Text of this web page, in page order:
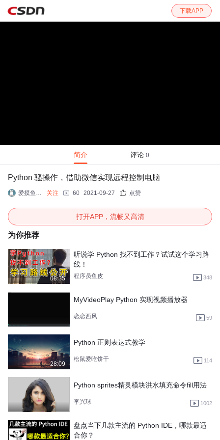
下载APP
简介 评论 0
Python 骚操作，借助微信实现远程控制电脑
爱摸鱼的菜鸟程序员 关注 60 2021-09-27 点赞
打开APP，流畅又高清
为你推荐
08:35
听说学 Python 找不到工作？试试这个学习路
线！
程序员鱼皮 348
MyVideoPlay Python 实现视频播放器
恋恋西风 59
28:09
Python 正则表达式教学
松鼠爱吃饼干 114
Python sprites精灵模块洪水填充命令fill用法
李兴球 1002
盘点当下几款主流的 Python IDE，哪款最适
合你？